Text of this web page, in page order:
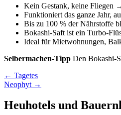
Kein Gestank, keine Fliegen
Funktioniert das ganze Jahr,
Bis zu 100 % der Nährstoffe
Bokashi-Saft ist ein Turbo-
Ideal für Mietwohnungen,
Selbermachen-Tipp Den Bokashi-
Beitragsnavigation
← Tagetes
Neophyt →
Heuhotels und